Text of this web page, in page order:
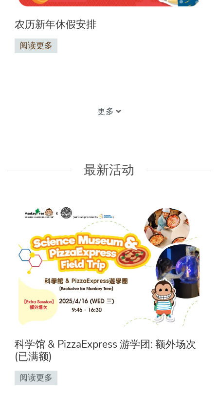
农历新年休假安排
阅读更多
更多
最新活动
科学馆 & PizzaExpress 游学团: 额外场次
(已满额)
阅读更多